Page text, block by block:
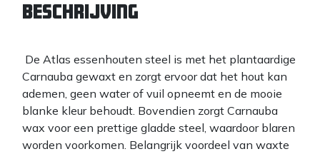
Beschrijving
De Atlas essenhouten steel is met het plantaardige
Carnauba gewaxt en zorgt ervoor dat het hout kan
ademen, geen water of vuil opneemt en de mooie
blanke kleur behoudt. Bovendien zorgt Carnauba
wax voor een prettige gladde steel, waardoor blaren
worden voorkomen. Belangrijk voordeel van waxte